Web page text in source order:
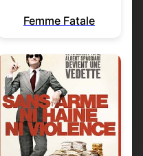
Femme Fatale